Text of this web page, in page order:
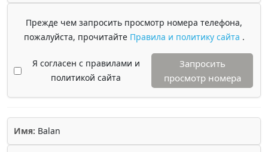
Прежде чем запросить просмотр номера телефона,
пожалуйста, прочитайте Правила и политику сайта .
Я согласен с правилами и
политикой сайта
Запросить
просмотр номера
Имя: Balan